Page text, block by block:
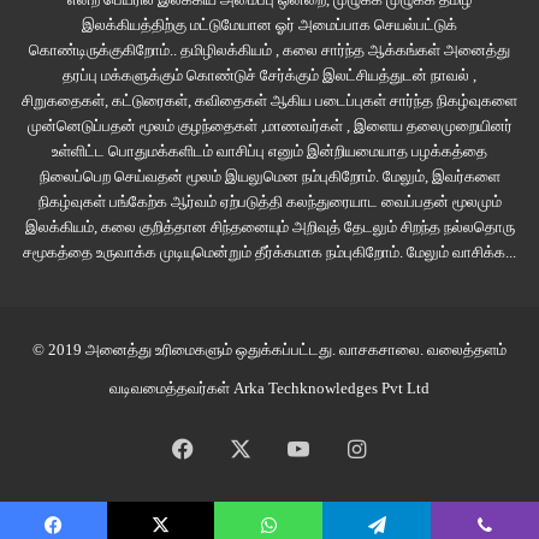
நினைவிடத்திற்கு சென்றிருந்தேன். தூக்கிலடப்பட்டவர்களின் பெயர்கள்
பொறிக்கப்பட்ட நினைவுகற்களை பார்க்கும் போது நம்மை அறியாமல் ஒரு பெரும்
அமானுஷ்ய உணர்வுகள் ஏற்படுவதை தடுக்க முடியவில்லை. சாரா கூட்ஸ் என்ற
பெண்ணை ஜூலை 29, 1692ல் சித்ரவதை செய்து கொண்டிருக்கிறார்கள். அவள்
இறப்பதற்கு முன் நீதிபதிகளை நோக்கி, “நான் சூனியக்காரி என்றால்
நீங்களெல்லாம் சூனியக்காரர்களே! என் உயிரை நீங்கள் பறித்துக் கொண்டால்
கடவுள் உங்களுக்கு ரத்தத்தை குடிக்க கொடுக்கட்டும்!” என்று சொல்லி
இறந்திருக்கிறாள். இப்படி எத்தனையோ பேரின் கதைகளை சொல்லலாம்.
இலக்கியத்திற்கு மட்டுமேயான ஓர் அமைப்பாக செயல்பட்டுக்
கொண்டிருக்குகிறோம்.. தமிழிலக்கியம் , கலை சார்ந்த ஆக்கங்கள் அனைத்து
தரப்பு மக்களுக்கும் கொண்டுச் சேர்க்கும் இலட்சியத்துடன் நாவல் ,
சிறுகதைகள், கட்டுரைகள், கவிதைகள் ஆகிய படைப்புகள் சார்ந்த நிகழ்வுகளை
முன்னெடுப்பதன் மூலம் குழந்தைகள் ,மாணவர்கள் , இளைய தலைமுறையினர்
உள்ளிட்ட பொதுமக்களிடம் வாசிப்பு எனும் இன்றியமையாத பழக்கத்தை
நிலைப்பெற செய்வதன் மூலம் இயலுமென நம்புகிறோம். மேலும், இவர்களை
நிகழ்வுகள் பங்கேற்க ஆர்வம் ஏற்படுத்தி கலந்துரையாட வைப்பதன் மூலமும்
இலக்கியம், கலை குறித்தான சிந்தனையும் அறிவுத் தேடலும் சிறந்த நல்லதொரு
சமூகத்தை உருவாக்க முடியுமென்றும் தீர்க்கமாக நம்புகிறோம். மேலும் வாசிக்க...
© 2019 அனைத்து உரிமைகளும் ஒதுக்கப்பட்டது. வாசகசாலை . வலைத்தளம்
வடிவமைத்தவர்கள் Arka Techknowledges Pvt Ltd
Facebook YouTubeInstagram